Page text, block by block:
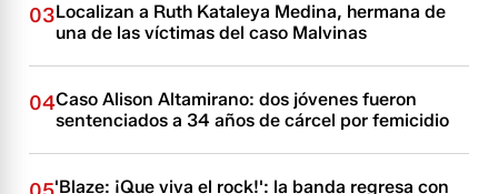
03Localizan a Ruth Kataleya Medina, hermana de
una de las víctimas del caso Malvinas
04Caso Alison Altamirano: dos jóvenes fueron
sentenciados a 34 años de cárcel por femicidio
'Blaze: ¡Que viva el rock!': la banda regresa con